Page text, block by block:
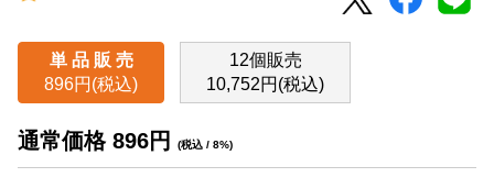
単 品 販 売
896円(税込)
12個販売
10,752円(税込)
通常価格 896円 (税込 / 8%)